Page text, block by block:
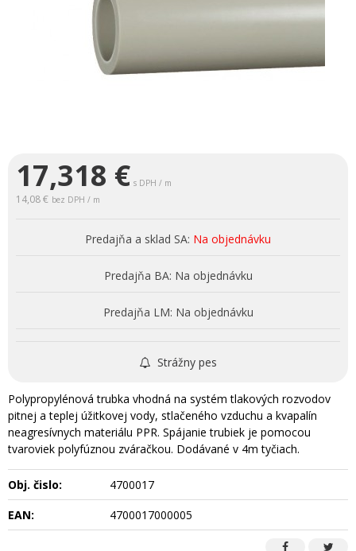
17,318 € s DPH / m
14,08 € bez DPH / m
Predajňa a sklad SA: Na objednávku
Predajňa BA: Na objednávku
Predajňa LM: Na objednávku
Strážny pes
Polypropylénová trubka vhodná na systém tlakových rozvodov
pitnej a teplej úžitkovej vody, stlačeného vzduchu a kvapalín
neagresívnych materiálu PPR. Spájanie trubiek je pomocou
tvaroviek polyfúznou zváračkou. Dodávané v 4m tyčiach.
Obj. čislo:
4700017
EAN:
4700017000005